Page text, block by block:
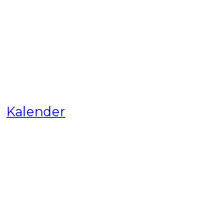
Kalender